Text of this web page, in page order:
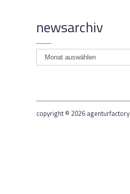
newsarchiv
newsarchiv
copyright © 2026 agenturfactory